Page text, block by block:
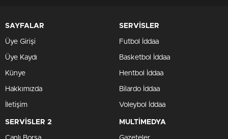
SAYFALAR
Üye Girişi
Üye Kaydı
Künye
Hakkımızda
İletişim
SERVİSLER
Futbol İddaa
Basketbol İddaa
Hentbol İddaa
Bilardo İddaa
Voleybol İddaa
SERVİSLER 2 MULTİMEDYA